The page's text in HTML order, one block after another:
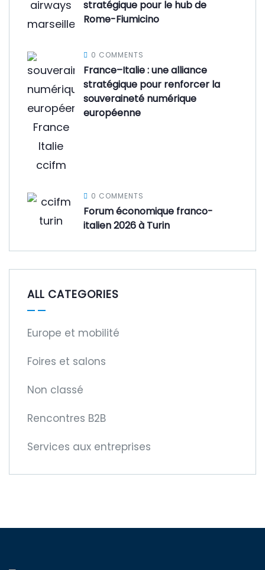
stratégique pour le hub de
Rome-Fiumicino
0 COMMENTS
France–Italie : une alliance
stratégique pour renforcer la
souveraineté numérique
européenne
0 COMMENTS
Forum économique franco-
italien 2026 à Turin
ALL CATEGORIES
Europe et mobilité
Foires et salons
Non classé
Rencontres B2B
Services aux entreprises